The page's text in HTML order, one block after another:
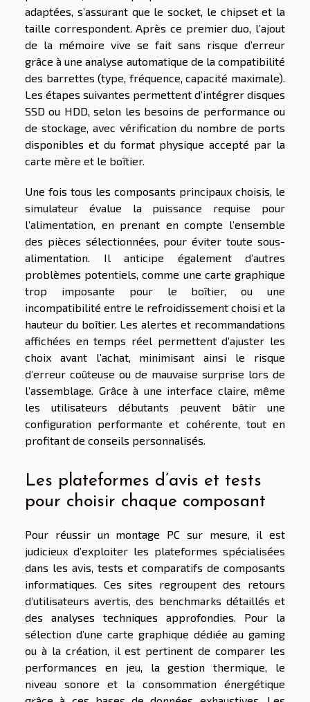
adaptées, s’assurant que le socket, le chipset et la
taille correspondent. Après ce premier duo, l’ajout
de la mémoire vive se fait sans risque d’erreur
grâce à une analyse automatique de la compatibilité
des barrettes (type, fréquence, capacité maximale).
Les étapes suivantes permettent d’intégrer disques
SSD ou HDD, selon les besoins de performance ou
de stockage, avec vérification du nombre de ports
disponibles et du format physique accepté par la
carte mère et le boîtier.
Une fois tous les composants principaux choisis, le
simulateur évalue la puissance requise pour
l’alimentation, en prenant en compte l’ensemble
des pièces sélectionnées, pour éviter toute sous-
alimentation. Il anticipe également d’autres
problèmes potentiels, comme une carte graphique
trop imposante pour le boîtier, ou une
incompatibilité entre le refroidissement choisi et la
hauteur du boîtier. Les alertes et recommandations
affichées en temps réel permettent d’ajuster les
choix avant l’achat, minimisant ainsi le risque
d’erreur coûteuse ou de mauvaise surprise lors de
l’assemblage. Grâce à une interface claire, même
les utilisateurs débutants peuvent bâtir une
configuration performante et cohérente, tout en
profitant de conseils personnalisés.
Les plateformes d’avis et tests
pour choisir chaque composant
Pour réussir un montage PC sur mesure, il est
judicieux d’exploiter les plateformes spécialisées
dans les avis, tests et comparatifs de composants
informatiques. Ces sites regroupent des retours
d’utilisateurs avertis, des benchmarks détaillés et
des analyses techniques approfondies. Pour la
sélection d’une carte graphique dédiée au gaming
ou à la création, il est pertinent de comparer les
performances en jeu, la gestion thermique, le
niveau sonore et la consommation énergétique